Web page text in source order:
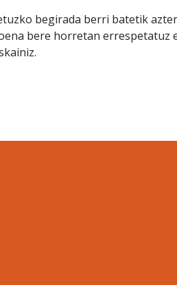
begirada berri batetik
bere horretan errespetatuz